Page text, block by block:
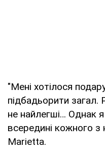
"Мені хотілося
підбадьорити загал.
не найлегші… Однак
всередині кожного
Marietta.